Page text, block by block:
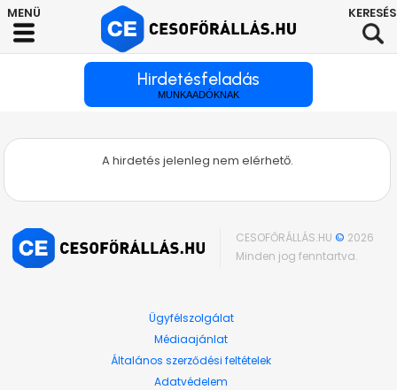
Hirdetésfeladás
MUNKAADÓKNAK
A hirdetés jelenleg nem elérhető.
CESOFŐRÁLLÁS.HU© 2026
Minden jog fenntartva.
Ügyfélszolgálat
Médiaajánlat
Általános szerződési feltételek
Adatvédelem